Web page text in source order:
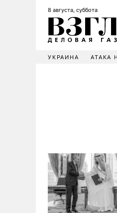
8 августа, суббота
УКРАИНА АТАКА